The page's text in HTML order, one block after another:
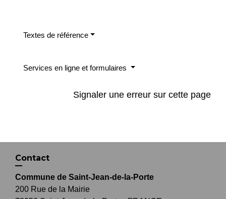
Textes de référence
Services en ligne et formulaires
Signaler une erreur sur cette page
Contact
Commune de Saint-Jean-de-la-Porte
200 Rue de la Mairie